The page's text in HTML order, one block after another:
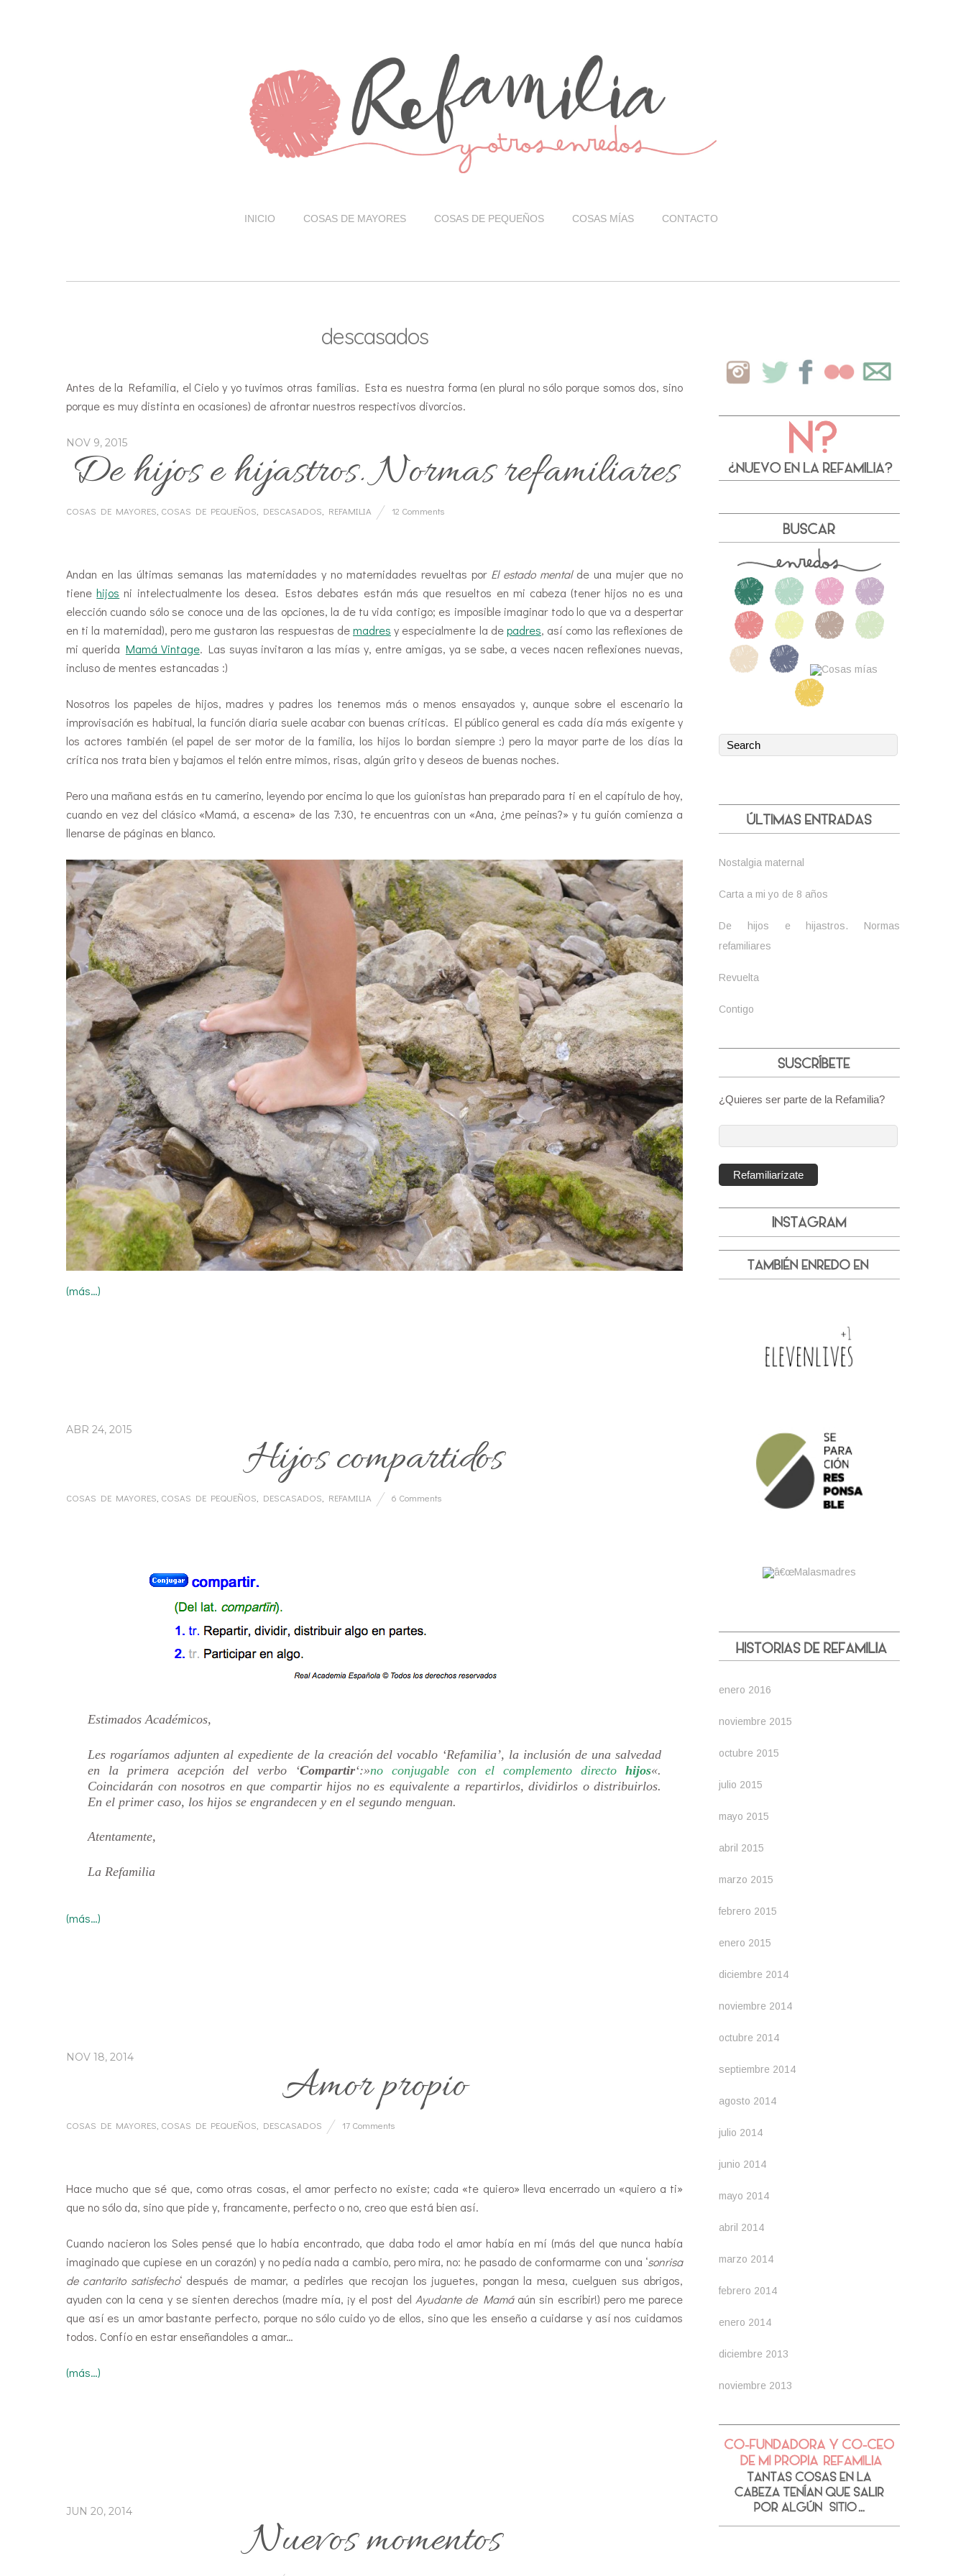
INICIO COSAS DE MAYORES COSAS DE PEQUEÑOS COSAS MÍAS CONTACTO
descasados
Antes de la Refamilia, el Cielo y yo tuvimos otras familias. Esta es nuestra forma (en plural no sólo porque somos dos, sino
porque es muy distinta en ocasiones) de afrontar nuestros respectivos divorcios.
NOV 9, 2015
De hijos e hijastros. Normas refamiliares
COSAS DE MAYORES COSAS DE PEQUEÑOS DESCASADOS REFAMILIA 12 Comments
Andan en las últimas semanas las maternidades y no maternidades revueltas por El estado mentalde una mujer que no
tienehijos ni intelectualmente los desea. Estos debates están más que resueltos en mi cabeza (tener hijos no es una
elección cuando sólo se conoce una de las opciones, la de tu vida contigo; es imposible imaginar todo lo que va a despertar
en ti la maternidad), pero me gustaron las respuestas demadres y especialmente la depadres, así como las reflexiones de
mi querida Mamá Vintage. Las suyas invitaron a las mías y, entre amigas, ya se sabe, a veces nacen reflexiones nuevas,
incluso de mentes estancadas :)
Nosotros los papeles de hijos, madres y padres los tenemos más o menos ensayados y, aunque sobre el escenario la
improvisación es habitual, la función diaria suele acabar con buenas críticas. El público general es cada día más exigente y
los actores también (el papel de ser motor de la familia, los hijos lo bordan siempre :) pero la mayor parte de los días la
crítica nos trata bien y bajamos el telón entre mimos, risas, algún grito y deseos de buenas noches.
Pero una mañana estás en tu camerino, leyendo por encima lo que los guionistas han preparado para ti en el capítulo de hoy,
cuando en vez del clásico «Mamá, a escena» de las 7:30, te encuentras con un «Ana, ¿me peinas?» y tu guión comienza a
llenarse de páginas en blanco.
(más…)
ABR 24, 2015
Hijos compartidos
COSAS DE MAYORES COSAS DE PEQUEÑOS DESCASADOS REFAMILIA 6 Comments
Estimados Académicos,
Les rogaríamos adjunten al expediente de la creación del vocablo ‘Refamilia’, la inclusión de una salvedad
en la primera acepción del verbo ‘Compartir‘:»no conjugable con el complemento directo hijos«.
Coincidarán con nosotros en que compartir hijos no es equivalente a repartirlos, dividirlos o distribuirlos.
En el primer caso, los hijos se engrandecen y en el segundo menguan.
Atentamente,
La Refamilia
(más…)
NOV 18, 2014
Amor propio
COSAS DE MAYORES COSAS DE PEQUEÑOS DESCASADOS 17 Comments
Hace mucho que sé que, como otras cosas, el amor perfecto no existe; cada «te quiero» lleva encerrado un «quiero a ti»
que no sólo da, sino que pide y, francamente, perfecto o no, creo que está bien así.
Cuando nacieron los Soles pensé que lo había encontrado, que daba todo el amor había en mí (más del que nunca había
imaginado que cupiese en un corazón) y no pedía nada a cambio, pero mira, no: he pasado de conformarme con una ‘sonrisa
de cantarito satisfecho‘ después de mamar, a pedirles que recojan los juguetes, pongan la mesa, cuelguen sus abrigos,
ayuden con la cena y se sienten derechos (madre mía, ¡y el post del Ayudante de Mamáaún sin escribir!) pero me parece
que así es un amor bastante perfecto, porque no sólo cuido yo de ellos, sino que les enseño a cuidarse y así nos cuidamos
todos. Confío en estar enseñandoles a amar…
(más…)
JUN 20, 2014
Nuevos momentos
Nostalgia maternal
Carta a mi yo de 8 años
De hijos e hijastros. Normas
refamiliares
Revuelta
Contigo
¿Quieres ser parte de la Refamilia?
correo
electrónico:
Refamiliarízate
enero 2016
noviembre 2015
octubre 2015
julio 2015
mayo 2015
abril 2015
marzo 2015
febrero 2015
enero 2015
diciembre 2014
noviembre 2014
octubre 2014
septiembre 2014
agosto 2014
julio 2014
junio 2014
mayo 2014
abril 2014
marzo 2014
febrero 2014
enero 2014
diciembre 2013
noviembre 2013